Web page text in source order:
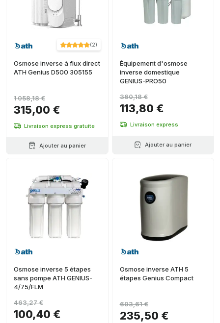
(2)
Osmose inverse à flux direct
ATH Genius D500 305155
315,00 €
1 058,18 €
Livraison express gratuite
Ajouter au panier
Équipement d'osmose
inverse domestique
GENIUS-PRO50
113,80 €
360,18 €
Livraison express
Ajouter au panier
Osmose inverse 5 étapes
sans pompe ATH GENIUS-
4/75/FLM
100,40 €
463,27 €
Osmose inverse ATH 5
étapes Genius Compact
235,50 €
603,61 €